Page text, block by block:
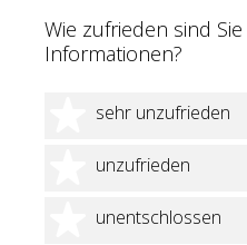
Wie zufrieden sind
Informationen?
sehr unzufrieden
1 Stern
unzufrieden
2 Sterne
unentschlossen
3 Sterne